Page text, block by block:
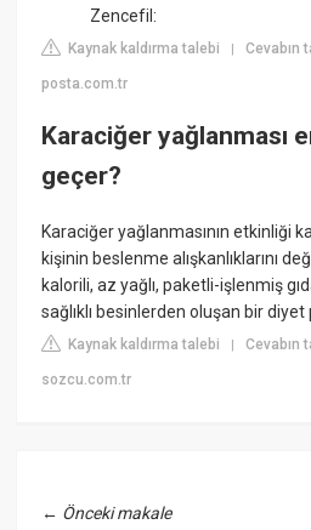
Zencefil:
Kaynak kaldırma talebi |Cevabın
posta.com.tr
Karaciğer yağlanması
geçer?
Karaciğer yağlanmasının etkinliği
kişinin beslenme alışkanlıklarını
kalorili, az yağlı, paketli-işlenmiş
sağlıklı besinlerden oluşan bir diyet
Kaynak kaldırma talebi |Cevabın
sozcu.com.tr
← Önceki makale